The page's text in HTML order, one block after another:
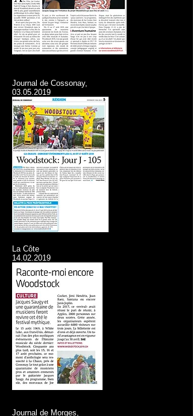
Journal de Cossonay,
03.05.2019
La Côte
14.02.2019
Journal de Morges,